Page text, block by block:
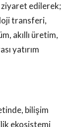
edilerek;
transferi,
akıllı üretim,
yatırım
bilişim
ekosistemi